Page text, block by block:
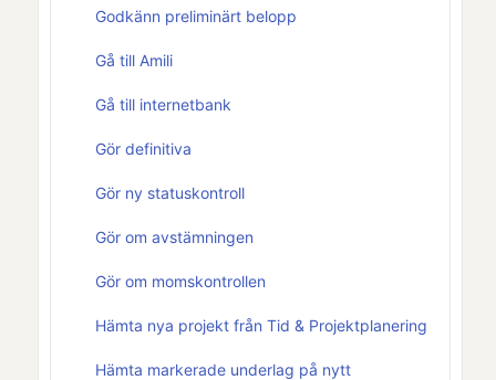
Godkänn preliminärt belopp
Gå till Amili
Gå till internetbank
Gör definitiva
Gör ny statuskontroll
Gör om avstämningen
Gör om momskontrollen
Hämta nya projekt från Tid & Projektplanering
Hämta markerade underlag på nytt